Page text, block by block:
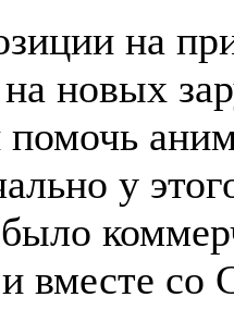
на
на новых
у
было
вместе со